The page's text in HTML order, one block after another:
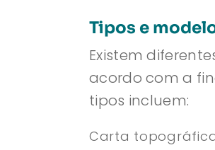
Tipos e
Existem
acordo com a
tipos incluem:
Carta